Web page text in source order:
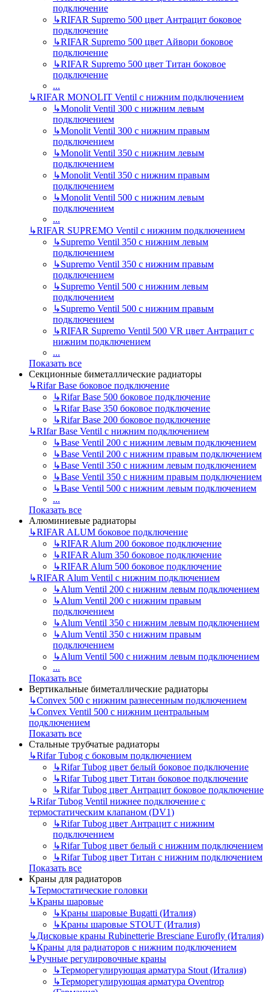
подключение
↳RIFAR Supremo 500 цвет Антрацит боковое
подключение
↳RIFAR Supremo 500 цвет Айвори боковое
подключение
↳RIFAR Supremo 500 цвет Титан боковое
подключение
...
↳RIFAR MONOLIT Ventil с нижним подключением
↳Monolit Ventil 300 с нижним левым
подключением
↳Monolit Ventil 300 с нижним правым
подключением
↳Monolit Ventil 350 с нижним левым
подключением
↳Monolit Ventil 350 с нижним правым
подключением
↳Monolit Ventil 500 с нижним левым
подключением
...
↳RIFAR SUPREMO Ventil с нижним подключением
↳Supremo Ventil 350 с нижним левым
подключением
↳Supremo Ventil 350 с нижним правым
подключением
↳Supremo Ventil 500 с нижним левым
подключением
↳Supremo Ventil 500 с нижним правым
подключением
↳RIFAR Supremo Ventil 500 VR цвет Антрацит с
нижним подключением
...
Показать все
Секционные биметаллические радиаторы
↳Rifar Base боковое подключение
↳Rifar Base 500 боковое подключение
↳Rifar Base 350 боковое подключение
↳Rifar Base 200 боковое подключение
↳RIfar Base Ventil с нижним подключением
↳Base Ventil 200 с нижним левым подключением
↳Base Ventil 200 с нижним правым подключением
↳Base Ventil 350 с нижним левым подключением
↳Base Ventil 350 с нижним правым подключением
↳Base Ventil 500 с нижним левым подключением
...
Показать все
Алюминиевые радиаторы
↳RIFAR ALUM боковое подключение
↳RIFAR Alum 200 боковое подключение
↳RIFAR Alum 350 боковое подключение
↳RIFAR Alum 500 боковое подключение
↳RIFAR Alum Ventil с нижним подключением
↳Alum Ventil 200 с нижним левым подключением
↳Alum Ventil 200 с нижним правым
подключением
↳Alum Ventil 350 с нижним левым подключением
↳Alum Ventil 350 с нижним правым
подключением
↳Alum Ventil 500 с нижним левым подключением
...
Показать все
Вертикальные биметаллические радиаторы
↳Convex 500 с нижним разнесенным подключением
↳Convex Ventil 500 с нижним центральным
подключением
Показать все
Стальные трубчатые радиаторы
↳Rifar Tubog с боковым подключением
↳Rifar Tubog цвет белый боковое подключение
↳Rifar Tubog цвет Титан боковое подключение
↳Rifar Tubog цвет Антрацит боковое подключение
↳Rifar Tubog Ventil нижнее подключение с
термостатическим клапаном (DV1)
↳Rifar Tubog цвет Антрацит с нижним
подключением
↳Rifar Tubog цвет белый с нижним подключением
↳Rifar Tubog цвет Титан с нижним подключением
Показать все
Краны для радиаторов
↳Термостатические головки
↳Краны шаровые
↳Краны шаровые Bugatti (Италия)
↳Краны шаровые STOUT (Италия)
↳Дисковые краны Rubinetterie Bresciane Eurofly (Италия)
↳Краны для радиаторов с нижним подключением
↳Ручные регулировочные краны
↳Терморегулирующая арматура Stout (Италия)
↳Терморегулирующая арматура Oventrop